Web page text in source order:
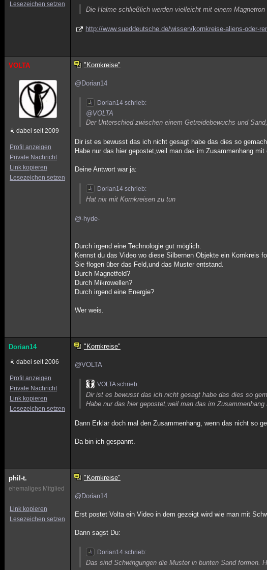
Lesezeichen setzen
Die Halme schließlich werden vielleicht mit einem
http://www.sueddeutsche.de/wissen/kornkreise-aliens-oder-
VOLTA
dabei seit 2009
Profil anzeigen
Private Nachricht
Link kopieren
Lesezeichen setzen
"Kornkreise"
@Dorian14
Dorian14 schrieb:
@VOLTA
Der Unterschied zwischen einem Getreidebewuchs und
Dir ist es bewusst das ich nicht gesagt habe das dies so
Habe nur das hier gepostet,weil man das im Zusammenhang
Deine Antwort war ja:
Dorian14 schrieb:
Hat nix mit Kornkreisen zu tun
@-hyde-
Durch irgend eine Technologie gut möglich.
Kennst du das Video wo diese Silbernen Objekte ein Kornkreis
Sie flogen über das Feld,und das Muster entstand.
Durch Magnetfeld?
Durch Mikrowellen?
Durch irgend eine Energie?
Wer weis.
Dorian14
dabei seit 2006
Profil anzeigen
Private Nachricht
Link kopieren
Lesezeichen setzen
"Kornkreise"
@VOLTA
VOLTA schrieb:
Dir ist es bewusst das ich nicht gesagt habe das dies so
Habe nur das hier gepostet,weil man das im
Dann Erklär doch mal den Zusammenhang, wenn das nicht so
Da bin ich gespannt.
phil-t.
ehemaliges Mitglied
Link kopieren
Lesezeichen setzen
"Kornkreise"
@Dorian14
Erst postet Volta ein Video in dem gezeigt wird wie man mit
Dann sagst Du:
Dorian14 schrieb:
Das sind Schwingungen die Muster in bunten Sand formen.